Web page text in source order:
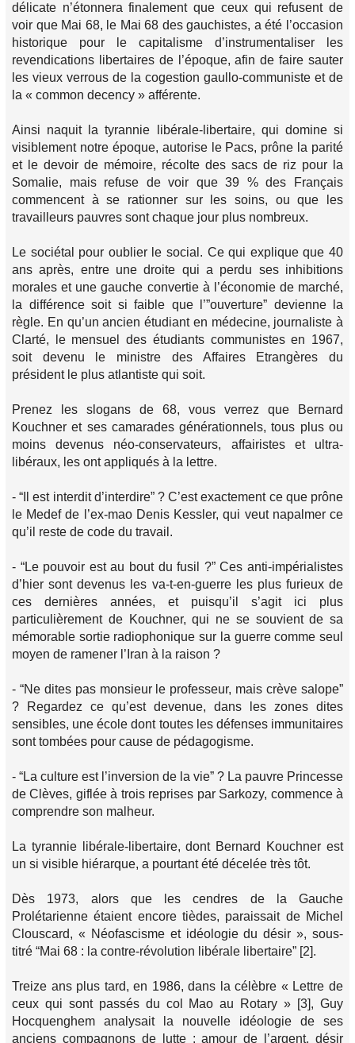
délicate n’étonnera finalement que ceux qui refusent de
voir que Mai 68, le Mai 68 des gauchistes, a été l’occasion
historique pour le capitalisme d’instrumentaliser les
revendications libertaires de l’époque, afin de faire sauter
les vieux verrous de la cogestion gaullo-communiste et de
la « common decency » afférente.
Ainsi naquit la tyrannie libérale-libertaire, qui domine si
visiblement notre époque, autorise le Pacs, prône la parité
et le devoir de mémoire, récolte des sacs de riz pour la
Somalie, mais refuse de voir que 39 % des Français
commencent à se rationner sur les soins, ou que les
travailleurs pauvres sont chaque jour plus nombreux.
Le sociétal pour oublier le social. Ce qui explique que 40
ans après, entre une droite qui a perdu ses inhibitions
morales et une gauche convertie à l’économie de marché,
la différence soit si faible que l’”ouverture” devienne la
règle. En qu’un ancien étudiant en médecine, journaliste à
Clarté, le mensuel des étudiants communistes en 1967,
soit devenu le ministre des Affaires Etrangères du
président le plus atlantiste qui soit.
Prenez les slogans de 68, vous verrez que Bernard
Kouchner et ses camarades générationnels, tous plus ou
moins devenus néo-conservateurs, affairistes et ultra-
libéraux, les ont appliqués à la lettre.
- “Il est interdit d’interdire” ? C’est exactement ce que prône
le Medef de l’ex-mao Denis Kessler, qui veut napalmer ce
qu’il reste de code du travail.
- “Le pouvoir est au bout du fusil ?” Ces anti-impérialistes
d’hier sont devenus les va-t-en-guerre les plus furieux de
ces dernières années, et puisqu’il s’agit ici plus
particulièrement de Kouchner, qui ne se souvient de sa
mémorable sortie radiophonique sur la guerre comme seul
moyen de ramener l’Iran à la raison ?
- “Ne dites pas monsieur le professeur, mais crève salope”
? Regardez ce qu’est devenue, dans les zones dites
sensibles, une école dont toutes les défenses immunitaires
sont tombées pour cause de pédagogisme.
- “La culture est l’inversion de la vie” ? La pauvre Princesse
de Clèves, giflée à trois reprises par Sarkozy, commence à
comprendre son malheur.
La tyrannie libérale-libertaire, dont Bernard Kouchner est
un si visible hiérarque, a pourtant été décelée très tôt.
Dès 1973, alors que les cendres de la Gauche
Prolétarienne étaient encore tièdes, paraissait de Michel
Clouscard, « Néofascisme et idéologie du désir », sous-
titré “Mai 68 : la contre-révolution libérale libertaire” [2].
Treize ans plus tard, en 1986, dans la célèbre « Lettre de
ceux qui sont passés du col Mao au Rotary » [3], Guy
Hocquenghem analysait la nouvelle idéologie de ses
anciens compagnons de lutte : amour de l’argent, désir